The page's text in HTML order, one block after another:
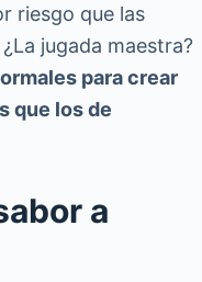
riesgo que las
jugada maestra?
para crear
que los de
a